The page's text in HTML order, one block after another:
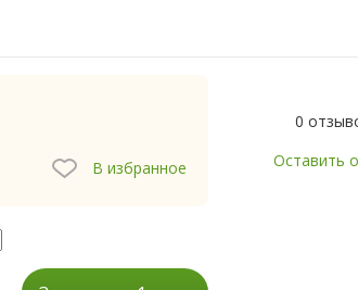
В избранное
0
Оставить